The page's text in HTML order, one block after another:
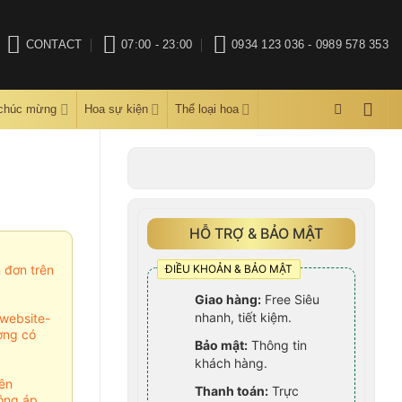
CONTACT 07:00 - 23:00 0934 123 036 - 0989 578 353
mừng Hoa sự kiện Thể loại hoa
HỖ TRỢ & BẢO MẬT
ĐIỀU KHOẢN & BẢO MẬT
Giao hàng: Free Siêu
nhanh, tiết kiệm.
Bảo mật: Thông tin
khách hàng.
Thanh toán: Trực
đơn trên
có